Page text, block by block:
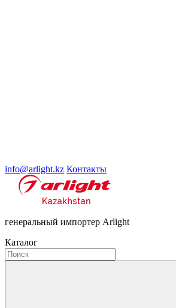
info@arlight.kz Контакты
генеральный импортер Arlight
Каталог